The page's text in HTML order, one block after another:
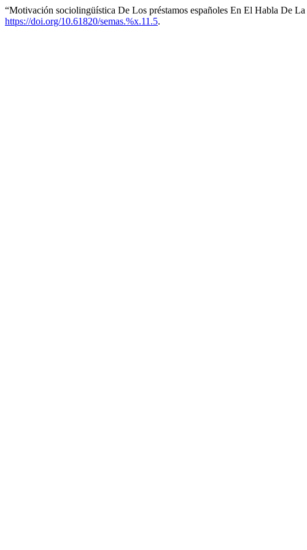
“Motivación sociolingüística De Los préstamos españoles En El Habla De
https://doi.org/10.61820/semas.%x.11.5.